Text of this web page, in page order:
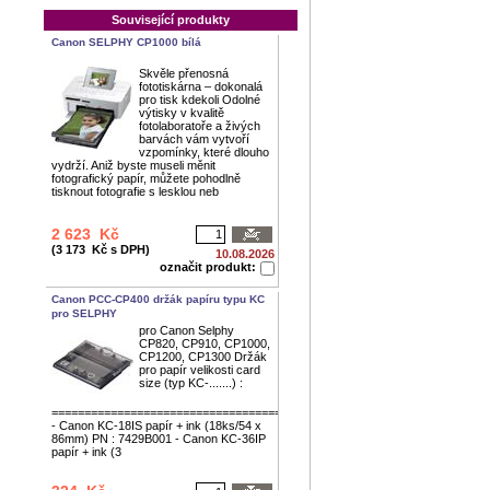
Související produkty
Canon SELPHY CP1000 bílá
Skvěle přenosná
fototiskárna – dokonalá
pro tisk kdekoli Odolné
výtisky v kvalitě
fotolaboratoře a živých
barvách vám vytvoří
vzpomínky, které dlouho
vydrží. Aniž byste museli měnit
fotografický papír, můžete pohodlně
tisknout fotografie s lesklou neb
10.08.2026
označit produkt:
2 623 Kč
(3 173 Kč s DPH)
Canon PCC-CP400 držák papíru typu KC
pro SELPHY
pro Canon Selphy
CP820, CP910, CP1000,
CP1200, CP1300 Držák
pro papír velikosti card
size (typ KC-.......) :
================================================
- Canon KC-18IS papír + ink (18ks/54 x
86mm) PN : 7429B001 - Canon KC-36IP
papír + ink (3